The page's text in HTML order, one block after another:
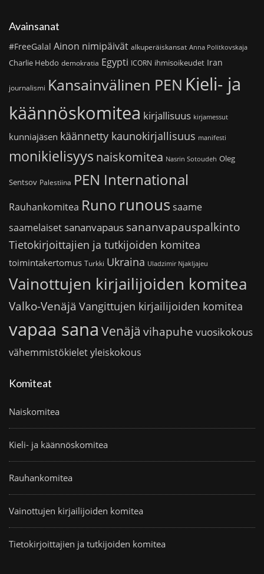
Avainsanat
#FreeGalal Ainon nimipäivät alkuperäiskansat Anna Politkovskaja
Charlie Hebdo demokratia Egypti ICORN ihmisoikeudet Iran
journalismi Kansainvälinen PEN Kieli- ja
käännöskomitea kirjallisuus kirjamessut
kunniajäsen käännetty kaunokirjallisuus manifesti
monikielisyys naiskomitea Nasrin Sotoudeh Oleg
Sentsov Palestiina PEN International
Rauhankomitea Runo runoussaame
saamelaiset sananvapaus sananvapauspalkinto
Tietokirjoittajien ja tutkijoiden komitea
toimintakertomus Turkki Ukraina Uladzimir Njakljajeu
Vainottujen kirjailijoiden komitea
Valko-Venäjä Vangittujen kirjailijoiden komitea
vapaa sana Venäjä vihapuhe vuosikokous
vähemmistökieletyleiskokous
Komiteat
Naiskomitea
Kieli- ja käännöskomitea
Rauhankomitea
Vainottujen kirjailijoiden komitea
Tietokirjoittajien ja tutkijoiden komitea